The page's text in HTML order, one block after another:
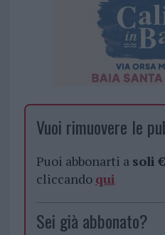
Vuoi rimuovere le
Puoi abbonarti a soli
cliccando qui
Sei già abbonato?